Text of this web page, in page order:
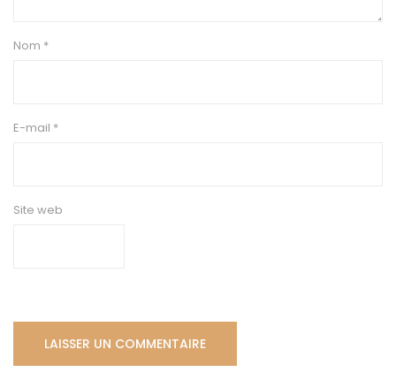
Nom *
E-mail *
Site web